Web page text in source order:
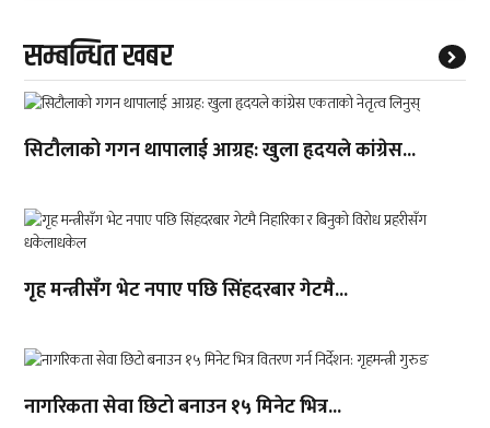
सम्बन्धित खबर
सिटौलाको गगन थापालाई आग्रह: खुला हृदयले कांग्रेस...
गृह मन्त्रीसँग भेट नपाए पछि सिंहदरबार गेटमै...
नागरिकता सेवा छिटो बनाउन १५ मिनेट भित्र...